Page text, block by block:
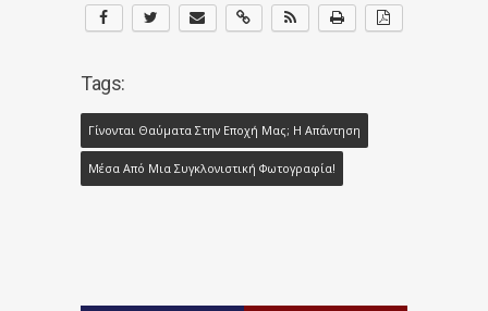
Tags:
Γίνονται Θαύματα Στην Εποχή Μας; Η Απάντηση
Μέσα Από Μια Συγκλονιστική Φωτογραφία!